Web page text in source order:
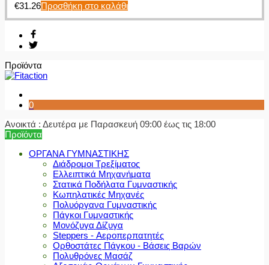
€31.26Προσθήκη στο καλάθι
Προϊόντα
0
Ανοικτά : Δευτέρα με Παρασκευή 09:00 έως τις 18:00
Προϊόντα
ΟΡΓΑΝΑ ΓΥΜΝΑΣΤΙΚΗΣ
Διάδρομοι Τρεξίματος
Ελλειπτικά Μηχανήματα
Στατικά Ποδήλατα Γυμναστικής
Κωπηλατικές Μηχανές
Πολυόργανα Γυμναστικής
Πάγκοι Γυμναστικής
Μονόζυγα Δίζυγα
Steppers - Αεροπερπατητές
Ορθοστάτες Πάγκου - Βάσεις Βαρών
Πολυθρόνες Μασάζ